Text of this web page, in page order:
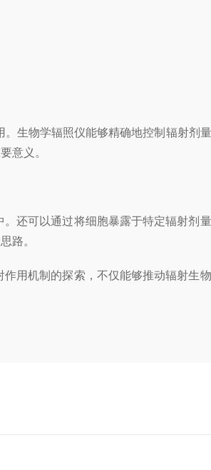
生物学辐照仪能够精确地控制辐射剂
意义。
还可以通过将细胞暴露于特定辐射剂
路。
用机制的探索，不仅能够推动辐射生